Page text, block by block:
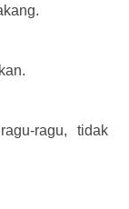
ragu, tidak